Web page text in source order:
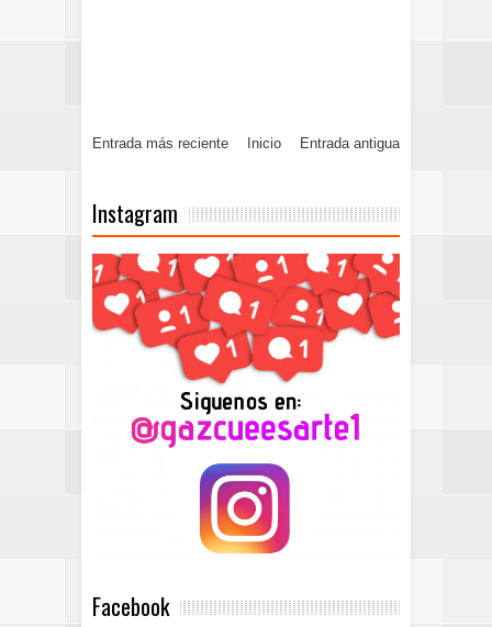
Entrada más reciente Entrada antigua
Inicio
Instagram
Facebook